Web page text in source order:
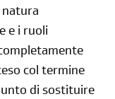
natura
e i ruoli
col termine
di sostituire